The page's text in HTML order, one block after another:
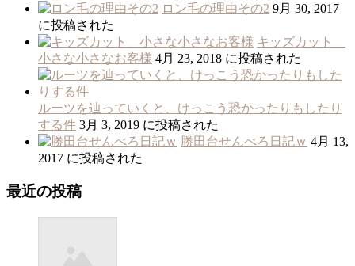
ロン毛の理由その2 9月 30, 2017
に投稿された
キッズカット
小さな小さなお客様 4月 23, 2018 に投稿された
ルーツを辿っていくと、けっこう恐かったりもしたり
する件 3月 3, 2019 に投稿された
勝田台せんべろ日記ｗ 4月 13,
2017 に投稿された
最近の投稿